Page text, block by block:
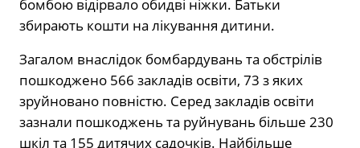
бомбою відірвало обидві ніжки. Батьки
збирають кошти на лікування дитини.
Загалом внаслідок бомбардувань та обстрілів
пошкоджено 566 закладів освіти, 73 з яких
зруйновано повністю. Серед закладів освіти
зазнали пошкоджень та руйнувань більше 230
шкіл та 155 дитячих садочків. Найбільше